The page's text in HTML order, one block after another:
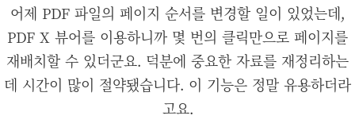
어제 PDF 파일의 페이지 순서를 변경할 일이 있었는데,
PDF X 뷰어를 이용하니까 몇 번의 클릭만으로 페이지를
재배치할 수 있더군요. 덕분에 중요한 자료를 재정리하는
데 시간이 많이 절약됐습니다. 이 기능은 정말 유용하더라
고요.